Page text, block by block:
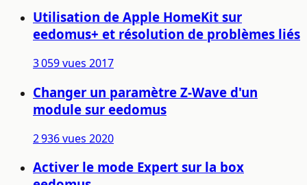
Utilisation de Apple HomeKit sur
eedomus+ et résolution de problèmes liés
3 059 vues 2017
Changer un paramètre Z-Wave d'un
module sur eedomus
2 936 vues 2020
Activer le mode Expert sur la box